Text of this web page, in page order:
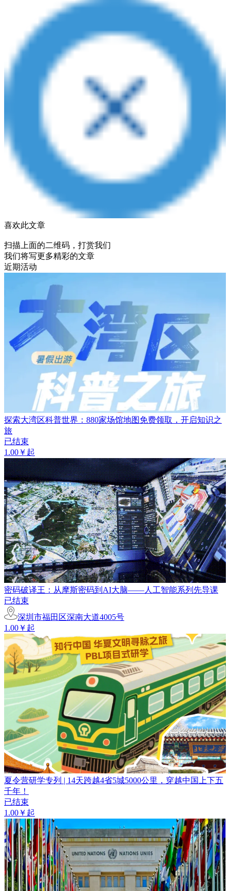
喜欢此文章
扫描上面的二维码，打赏我们
我们将写更多精彩的文章
近期活动
探索大湾区科普世界：880家场馆地图免费领取，开启知识之
旅
已结束
1.00￥起
密码破译王：从摩斯密码到AI大脑——人工智能系列先导课
已结束
深圳市福田区深南大道4005号
1.00￥起
夏令营研学专列 | 14天跨越4省5城5000公里，穿越中国上下五
千年！
已结束
1.00￥起